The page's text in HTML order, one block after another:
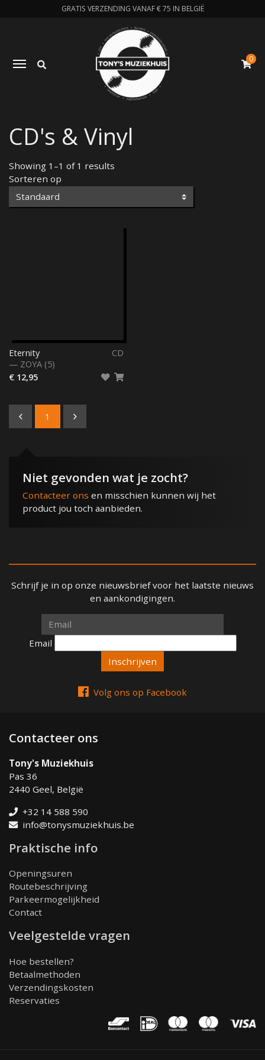
GRATIS VERZENDING VANAF € 75 IN BELGIË
Toggle navigation 0
CD's & Vinyl
Showing 1–1 of 1 results
Sorteren op
CD
Eternity
— ZOYA (5)
€ 12,95
1
Niet gevonden wat je zocht?
Contacteer ons en misschien kunnen wij het
product jou toch aanbieden.
Schrijf je in op onze nieuwsbrief voor het laatste nieuws
en aankondigingen.
Email
Email
Volg ons op Facebook
Contacteer ons
Tony's Muziekhuis
Pas 36
2440 Geel, België
+32 14 588 590
info@tonysmuziekhuis.be
Praktische info
Openingsuren
Routebeschrijving
Parkeermogelijkheid
Contact
Veelgestelde vragen
Hoe bestellen?
Betaalmethoden
Verzendingskosten
Reservaties